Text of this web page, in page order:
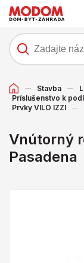
Stavba
Príslušenstvo k
Prvky VILO IZZI
Vnútorný
Pasadena